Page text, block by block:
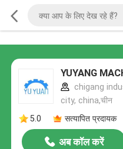
YUYANG
chigang
city, china,चीन
5.0
सत्यापित प्रदायक
अब कॉल करें